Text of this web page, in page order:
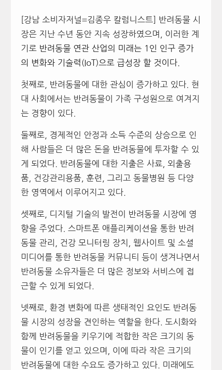
[강남 소비자저널=김종우 칼럼니스트] 반려동물 시
장은 지난 수년 동안 지속 성장하였으며, 이러한 계
기로 반려동물 연관 산업의 미래는 1 인 인구 증가
의 변화와 기술력 (IoT)으로 급성장 할 것이다.
첫째로, 반려동물에 대한 관심이 증가하고 있다. 현
대 사회에서는 반려동물이 가족 구성원으로 여겨지
는 경향이 있다.
둘째로, 경제적인 안정과 소득 수준의 상승으로 인
해 사람들은 더 많은 돈을 반려동물에 투자할 수 있
게 되었다. 반려동물에 대한 지출은 사료, 외출용
품, 건강관리용품, 훈련, 그리고 동물병원 등 다양
한 영역에서 이루어지고 있다.
셋째로, 디지털 기술의 발전이 반려동물 시장에 영
향을 주었다. 스마트폰 애플리케이션을 통한 반려
동물 관리, 건강 모니터링 장치, 웹사이트 및 소셜
미디어를 통한 반려동물 커뮤니티 등이 생겨나면서
반려동물 소유자들은 더 많은 정보와 서비스에 접
근할 수 있게 되었다.
넷째로, 환경 변화에 따른 생태적인 요인도 반려동
물 시장의 성장을 견인하는 역할을 한다. 도시화와
함께 반려동물을 키우기에 적합한 작은 크기의 동
물이 인기를 얻고 있으며, 이에 따라 작은 크기의
반려동물에 대한 수요도 증가하고 있다. 미래에도